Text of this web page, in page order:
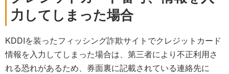
力してしまった場合
KDDIを装ったフィッシング詐欺サイトでクレジットカード
情報を入力してしまった場合は、第三者により不正利用さ
れる恐れがあるため、券面裏に記載されている連絡先に